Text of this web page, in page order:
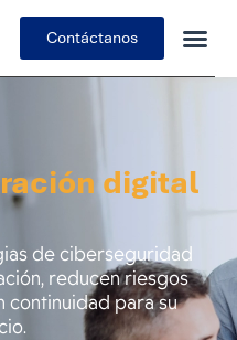
Contáctanos
digital
de ciberseguridad
reducen riesgos
continuidad para su